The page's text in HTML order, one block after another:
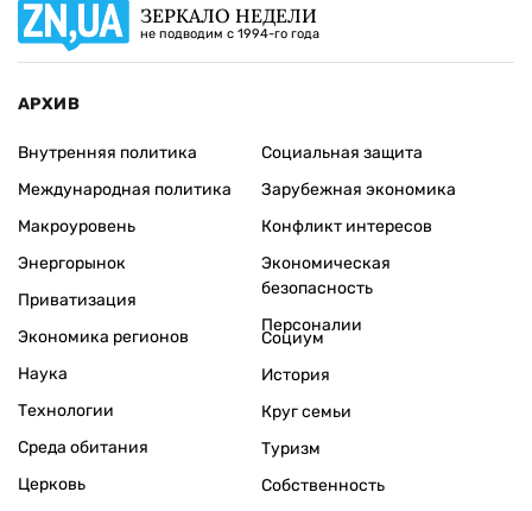
ЗЕРКАЛО НЕДЕЛИ
не подводим с 1994-го года
АРХИВ
Внутренняя политика
Международная политика
Макроуровень
Энергорынок
Приватизация
Экономика регионов
Социальная защита
Зарубежная экономика
Конфликт интересов
Экономическая
безопасность
Персоналии
Наука
Технологии
Среда обитания
Церковь
Социум
История
Круг семьи
Туризм
Собственность